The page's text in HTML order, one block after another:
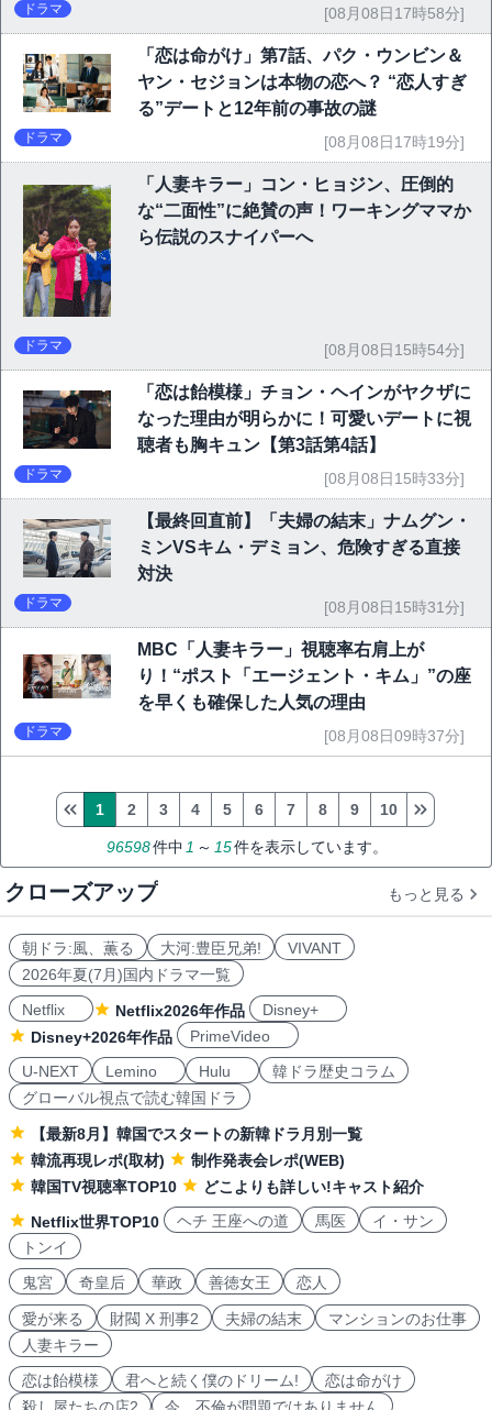
ドラマ [08月08日17時58分]
「恋は命がけ」第7話、パク・ウンビン＆
ヤン・セジョンは本物の恋へ？ “恋人すぎ
る”デートと12年前の事故の謎
ドラマ [08月08日17時19分]
「人妻キラー」コン・ヒョジン、圧倒的
な“二面性”に絶賛の声！ワーキングママか
ら伝説のスナイパーへ
ドラマ [08月08日15時54分]
「恋は飴模様」チョン・ヘインがヤクザに
なった理由が明らかに！可愛いデートに視
聴者も胸キュン【第3話第4話】
ドラマ [08月08日15時33分]
【最終回直前】「夫婦の結末」ナムグン・
ミンVSキム・デミョン、危険すぎる直接
対決
ドラマ [08月08日15時31分]
MBC「人妻キラー」視聴率右肩上が
り！“ポスト「エージェント・キム」”の座
を早くも確保した人気の理由
ドラマ [08月08日09時37分]
96598件中 1 ～ 15件を表示しています。
1 2 3 4 5 6 7 8 9 10
クローズアップ もっと見る
朝ドラ:風、薫る 大河:豊臣兄弟!
VIVANT
2026年夏(7月)国内ドラマ一覧
Netflix
Netflix2026年作品
Disney+
Disney+2026年作品
PrimeVideo
U-NEXT
Lemino Hulu
韓ドラ歴史コラム
グローバル視点で読む韓国ドラ
【最新8月】韓国でスタートの新韓ドラ月別一覧
韓流再現レポ(取材)
制作発表会レポ(WEB)
韓国TV視聴率TOP10
どこよりも詳しい!キャスト紹介
Netflix世界TOP10
ヘチ 王座への道 馬医
イ・サン
トンイ
鬼宮
奇皇后 華政 善徳女王 恋人
愛が来る 財閥 X 刑事2 夫婦の結末
マンションのお仕事
人妻キラー
恋は飴模様
君へと続く僕のドリーム!
恋は命がけ